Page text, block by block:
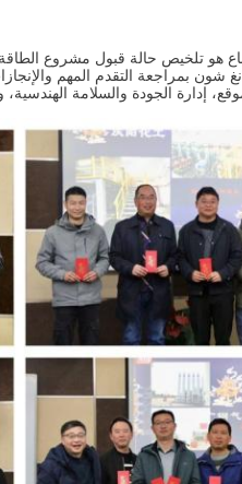
وانغ شون بمراجعة التقدم المهم
إدارة الجودة والسلامة